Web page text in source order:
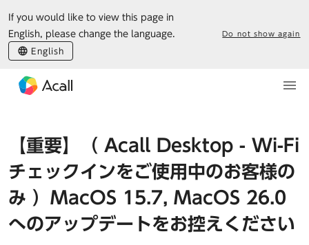
If you would like to view this page in
English, please change the language.
English
Do not show again
【重要】（ Acall Desktop - Wi-Fi
チェックインをご使用中のお客様の
み ）MacOS 15.7, MacOS 26.0
へのアップデートをお控えください